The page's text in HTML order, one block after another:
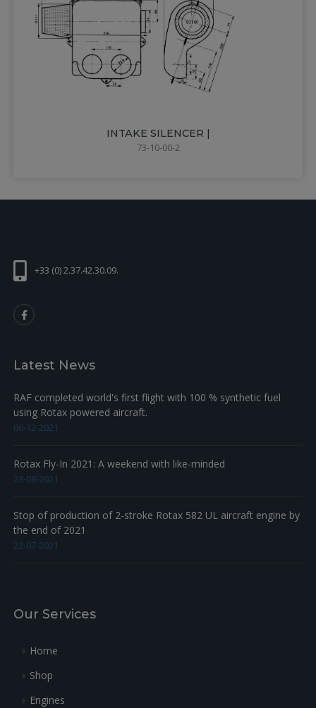
INTAKE SILENCER |
73-10-00-2
+33 (0) 2.37.42.30.09.
Latest News
RAF completed world's first flight with 100 % synthetic fuel
using Rotax powered aircraft.
06-12-2021
Rotax Fly-In 2021: A weekend with like-minded
23-08-2021
Stop of production of 2-stroke Rotax 582 UL aircraft engine by
the end of 2021
22-07-2021
Our Services
Home
Shop
Engines